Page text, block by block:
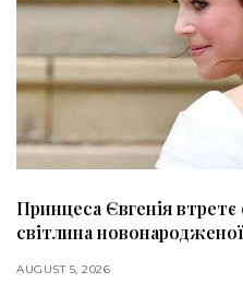
Принцеса Євгенія
світлина новонародженої
AUGUST 5, 2026